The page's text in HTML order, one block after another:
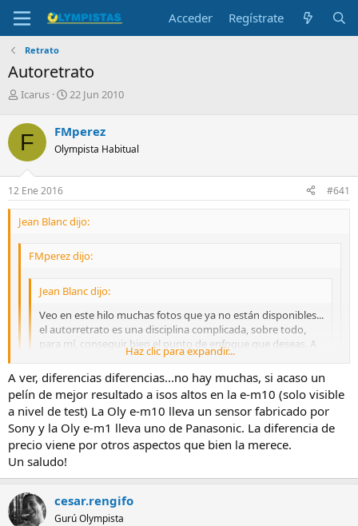
Acceder Regístrate
Retrato
Autoretrato
I
i
c
i
a
d
o
r
d
a
Icarus
F
h
a
e
n
i
i
22 Jun 2010
F FMperez
Olympista Habitual
12 Ene 2016 #641
Jean Blanc dijo:
FMperez dijo:
Jean Blanc dijo:
Veo en este hilo muchas fotos que ya no están disponibles...
el autorretrato es una disciplina complicada, sobre todo,
para mí, conseguir bien el punto de enfoque que deseas. A
veces he usado trucos con objetos situados a la altura de la
cabeza, pero nunca consigues el enfoque exacto, sobre
todo si trabajas con grandes aberturas.
Haz clic para expandir...
Si me permites un consejo, que quiza ya sepas pero me arriesgo
a dartelo, y es que me he fijado que tienes una e-m10 como yo.
Con la aplicacion para el movil puedes utilizar éste para verte en
la pantalla y enfocar bien desde el movil para hacer un
autorretrato de la forma que mas te guste. No se si con la
canon podrias hacer lo mismo con su app.
Un saludo!
Haz clic para expandir...
Siempre aprecio los buenos consejos y estoy dispuesto a aprender
de los demás como en esta ocasión, así que muchas gracias. Ni se
me había ocurrido la solución. También es cierto que los
autorretratos los he hecho con la 5d y esta no tiene conexión
alguna con el móvil. Por cierto, es "absolutamente cierto" que la
m10 lleva el mismo sensor que la m1? No hay, pues, diferencias de
calidad de imagen? Me cuesta creerlo con la diferencia de precio.
Gracias de nuevo.
Haz clic para expandir...
A ver, diferencias diferencias...no hay muchas, si acaso un
pelín de mejor resultado a isos altos en la e-m10 (solo visible
a nivel de test) La Oly e-m10 lleva un sensor fabricado por
Sony y la Oly e-m1 lleva uno de Panasonic. La diferencia de
precio viene por otros aspectos que bien la merece.
Un saludo!
cesar.rengifo
Gurú Olympista